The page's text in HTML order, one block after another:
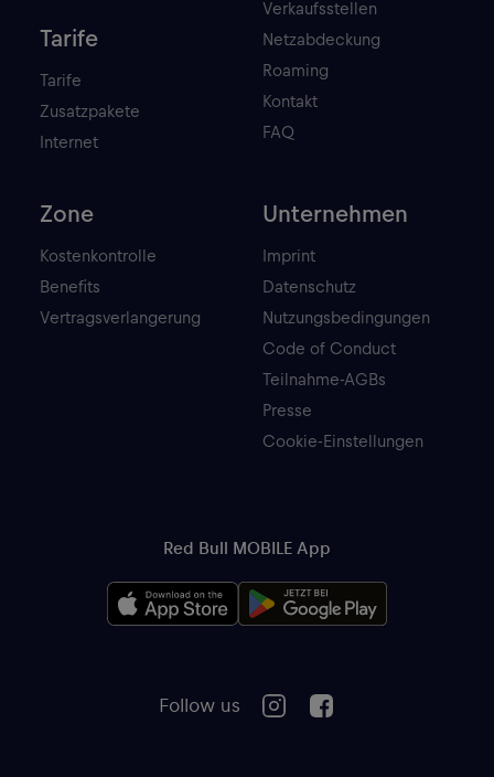
Tarife
Tarife
Zusatzpakete
Internet
Verkaufsstellen
Netzabdeckung
Roaming
Kontakt
FAQ
Zone
Kostenkontrolle
Benefits
Vertragsverlangerung
Unternehmen
Imprint
Datenschutz
Nutzungsbedingungen
Code of Conduct
Teilnahme-AGBs
Presse
Cookie-Einstellungen
Follow us
Red Bull MOBILE App